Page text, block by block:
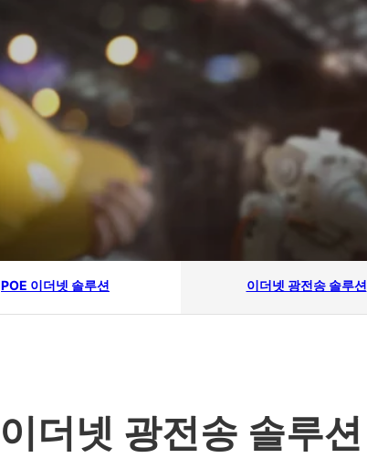
POE 이더넷 솔루션 이더넷 광전송 솔루션
이더넷 광전송 솔루션